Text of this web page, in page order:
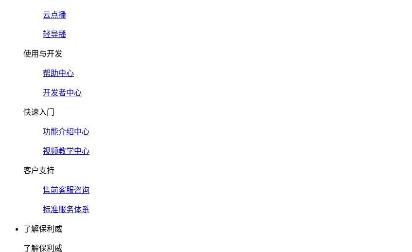
云点播
轻导播
使用与开发
帮助中心
开发者中心
快速入门
功能介绍中心
视频教学中心
客户支持
售前客服咨询
标准服务体系
了解保利威
了解保利威